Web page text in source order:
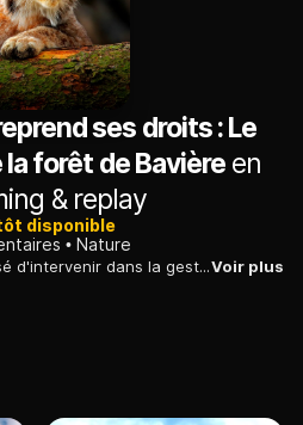
ses droits : Le
forêt de Bavière en
& replay
disponible
Nature
Depuis 1970, l'homme a cessé d'intervenir dans la gestion du parc national de la forêt de Bavière avec des résultats inespérés pour l'écosystème.Voir plus